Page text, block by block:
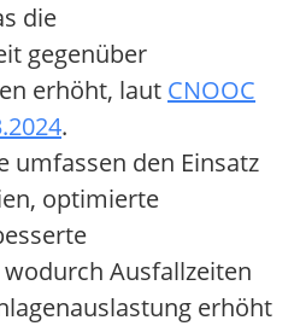
die
gegenüber
erhöht, laut CNOOC
.
umfassen den Einsatz
optimierte
Ausfallzeiten
erhöht